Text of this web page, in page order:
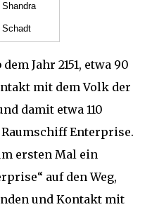
Shandra
Schadt
Jahr 2151, etwa 90
mit dem Volk der
damit etwa 110
Enterprise.
ersten Mal ein
auf den Weg,
und Kontakt mit